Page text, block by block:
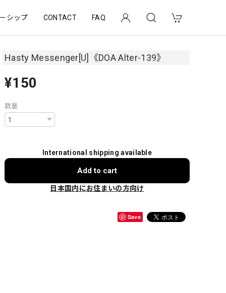
シップ CONTACT FAQ
Hasty Messenger[U]《DOA Alter-139》
¥150
数量
International shipping available
Add to cart
日本国内にお住まいの方向け
Save